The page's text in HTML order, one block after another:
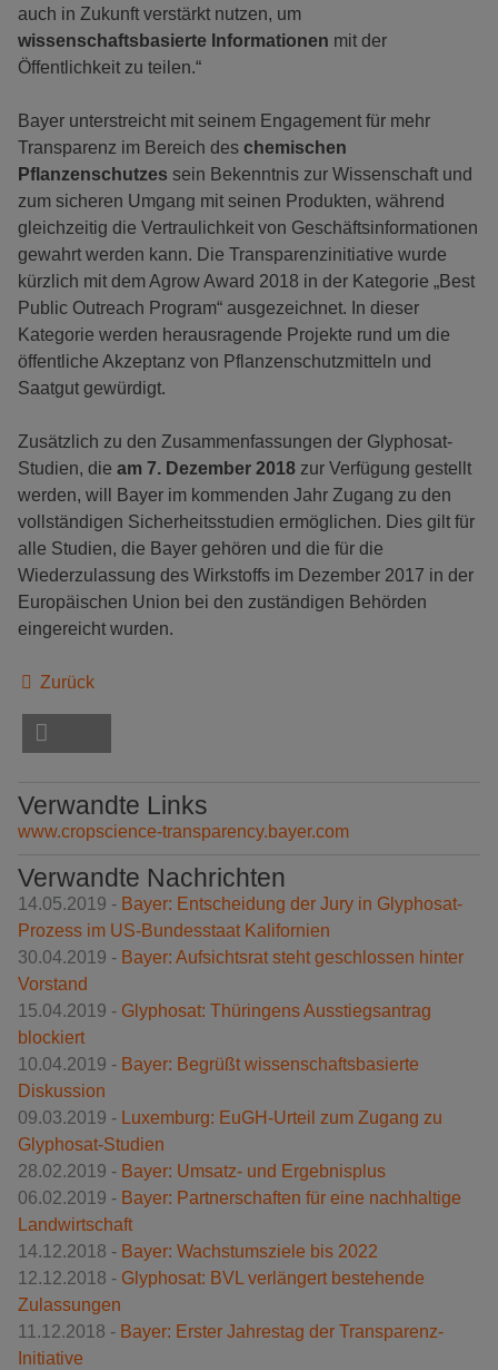
auch in Zukunft verstärkt nutzen, um
wissenschaftsbasierte Informationen mit der
Öffentlichkeit zu teilen.“
Bayer unterstreicht mit seinem Engagement für mehr
Transparenz im Bereich des chemischen
Pflanzenschutzes sein Bekenntnis zur Wissenschaft und
zum sicheren Umgang mit seinen Produkten, während
gleichzeitig die Vertraulichkeit von Geschäftsinformationen
gewahrt werden kann. Die Transparenzinitiative wurde
kürzlich mit dem Agrow Award 2018 in der Kategorie „Best
Public Outreach Program“ ausgezeichnet. In dieser
Kategorie werden herausragende Projekte rund um die
öffentliche Akzeptanz von Pflanzenschutzmitteln und
Saatgut gewürdigt.
Zusätzlich zu den Zusammenfassungen der Glyphosat-
Studien, die am 7. Dezember 2018 zur Verfügung gestellt
werden, will Bayer im kommenden Jahr Zugang zu den
vollständigen Sicherheitsstudien ermöglichen. Dies gilt für
alle Studien, die Bayer gehören und die für die
Wiederzulassung des Wirkstoffs im Dezember 2017 in der
Europäischen Union bei den zuständigen Behörden
eingereicht wurden.
Zurück
Verwandte Links
www.cropscience-transparency.bayer.com
Verwandte Nachrichten
14.05.2019 - Bayer: Entscheidung der Jury in Glyphosat-
Prozess im US-Bundesstaat Kalifornien
30.04.2019 - Bayer: Aufsichtsrat steht geschlossen hinter
Vorstand
15.04.2019 - Glyphosat: Thüringens Ausstiegsantrag
blockiert
10.04.2019 - Bayer: Begrüßt wissenschaftsbasierte
Diskussion
09.03.2019 - Luxemburg: EuGH-Urteil zum Zugang zu
Glyphosat-Studien
28.02.2019 - Bayer: Umsatz- und Ergebnisplus
06.02.2019 - Bayer: Partnerschaften für eine nachhaltige
Landwirtschaft
14.12.2018 - Bayer: Wachstumsziele bis 2022
12.12.2018 - Glyphosat: BVL verlängert bestehende
Zulassungen
11.12.2018 - Bayer: Erster Jahrestag der Transparenz-
Initiative